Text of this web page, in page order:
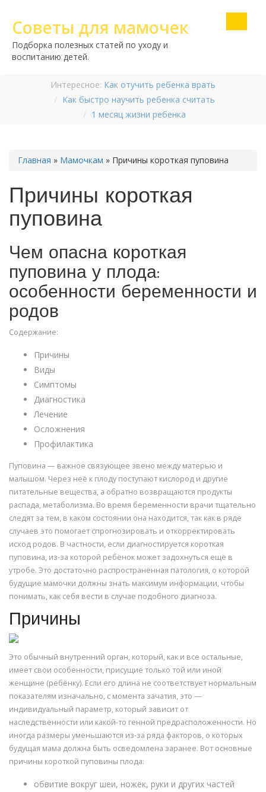
Советы для мамочек
Подборка полезных статей по уходу и
воспитанию детей.
Интересное: Как отучить ребенка врать
Как быстро научить ребенка считать
1 месяц жизни ребенка
Главная » Мамочкам » Причины короткая пуповина
Причины короткая
пуповина
Чем опасна короткая
пуповина у плода:
особенности беременности и
родов
Содержание:
Причины
Виды
Симптомы
Диагностика
Лечение
Осложнения
Профилактика
Пуповина — важное связующее звено между матерью и
малышом. Через неё к плоду поступают кислород и другие
питательные вещества, а обратно возвращаются продукты
распада, метаболизма. Во время беременности врачи тщательно
следят за тем, в каком состоянии она находится, так как в ряде
случаев это помогает спрогнозировать и откорректировать
исход родов. В частности, если диагностируется короткая
пуповина, из-за которой ребёнок может задохнуться ещё в
утробе. Это достаточно распространённая патология, о которой
будущие мамочки должны знать максимум информации, чтобы
понимать, как себя вести в случае подобного диагноза.
Причины
Это обычный внутренний орган, который, как и все остальные,
имеет свои особенности, присущие только той или иной
женщине (ребёнку). Если его длина не соответствует нормальным
показателям изначально, с момента зачатия, это —
индивидуальный параметр, который зависит от
наследственности или какой-то генной предрасположенности. Но
иногда размеры уменьшаются из-за ряда факторов, о которых
будущая мама должна быть осведомлена заранее. Вот основные
причины короткой пуповины плода:
обвитие вокруг шеи, ножек, руки и других частей